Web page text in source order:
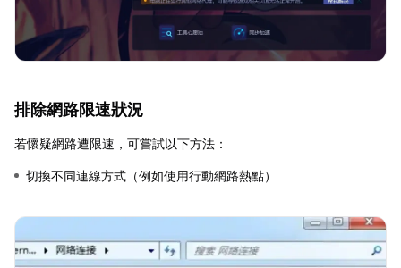
排除網路限速狀況
若懷疑網路遭限速，可嘗試以下方法：
切換不同連線方式（例如使用行動網路熱點）